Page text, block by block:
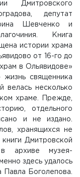
Дмитровского
депутат
Шевченко и
Книга
истории храма
от 16-го до
в Ольявидове»
жизнь священника
велась несколько
храме. Прежде,
отдельного
и не издано.
хранящихся не
Дмитровской
архиве музея-
здесь удалось
Боголепова.